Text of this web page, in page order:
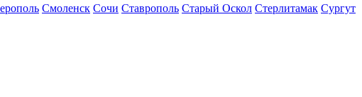
Смоленск Сочи Ставрополь Старый Оскол Стерлитамак Сургут